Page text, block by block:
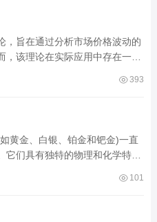
，旨在通过分析市场价格波动的
该理论在实际应用中存在一些
393
黄金、白银、铂金和钯金)一直
它们具有独特的物理和化学特
101